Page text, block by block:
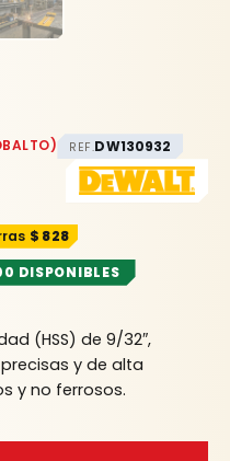
REF.DW130932
$ 828
DISPONIBLES
(HSS) de 9/32″,
y de alta
y no ferrosos.